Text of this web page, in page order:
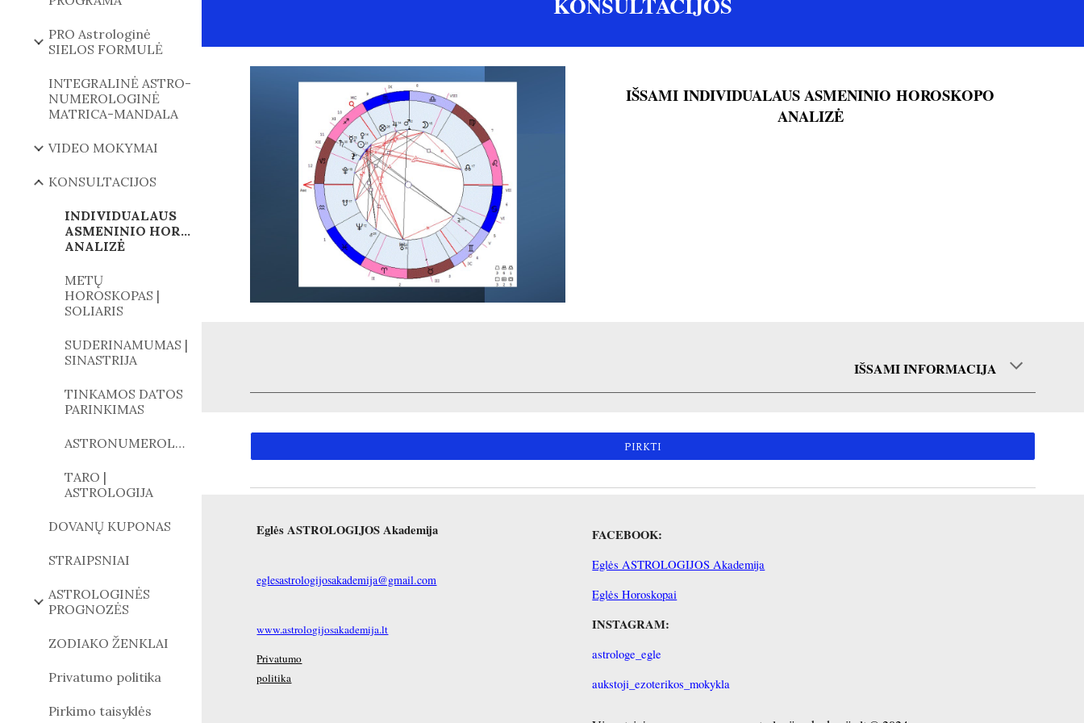
PRO Astrologinė
SIELOS FORMULĖ
INTEGRALINĖ ASTRO-
NUMEROLOGINĖ
MATRICA-MANDALA
VIDEO MOKYMAI
KONSULTACIJOS
INDIVIDUALAUS
ASMENINIO HOROSKOPO
ANALIZĖ
METŲ
HOROSKOPAS |
SOLIARIS
SUDERINAMUMAS |
SINASTRIJA
TINKAMOS DATOS
PARINKIMAS
ASTRONUMEROLOGIJA
TARO |
ASTROLOGIJA
DOVANŲ KUPONAS
STRAIPSNIAI
ASTROLOGINĖS
PROGNOZĖS
ZODIAKO ŽENKLAI
Privatumo politika
Pirkimo taisyklės
IŠSAMI INDIVIDUALAUS ASMENINIO HOROSKOPO
ANALIZĖ
IŠSAMI INFORMACIJA
PIRKTI
Eglės ASTROLOGIJOS Akademija
eglesastrologijosakademija@gmail.com
www.astrologijosakademija.lt
Privatumo
politika
FACEBOOK:
Eglės ASTROLOGIJOS Akademija
Eglės Horoskopai
INSTAGRAM:
astrologe_egle
aukstoji_ezoterikos_mokykla